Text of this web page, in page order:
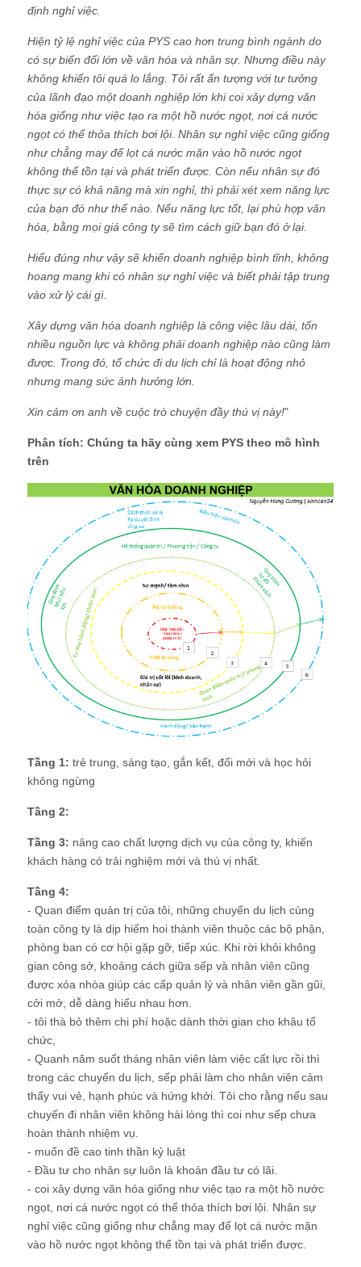
định nghỉ việc.
Hiện tỷ lệ nghỉ việc của PYS cao hơn trung bình ngành do
có sự biến đổi lớn về văn hóa và nhân sự. Nhưng điều này
không khiến tôi quá lo lắng. Tôi rất ấn tượng với tư tưởng
của lãnh đạo một doanh nghiệp lớn khi coi xây dựng văn
hóa giống như việc tạo ra một hồ nước ngọt, nơi cá nước
ngọt có thể thỏa thích bơi lội. Nhân sự nghỉ việc cũng giống
như chẳng may để lọt cá nước mặn vào hồ nước ngọt
không thể tồn tại và phát triển được. Còn nếu nhân sự đó
thực sự có khả năng mà xin nghỉ, thì phải xét xem năng lực
của bạn đó như thế nào. Nếu năng lực tốt, lại phù hợp văn
hóa, bằng mọi giá công ty sẽ tìm cách giữ bạn đó ở lại.
Hiểu đúng như vậy sẽ khiến doanh nghiệp bình tĩnh, không
hoang mang khi có nhân sự nghỉ việc và biết phải tập trung
vào xử lý cái gì.
Xây dựng văn hóa doanh nghiệp là công việc lâu dài, tốn
nhiều nguồn lực và không phải doanh nghiệp nào cũng làm
được. Trong đó, tổ chức đi du lịch chỉ là hoạt động nhỏ
nhưng mang sức ảnh hưởng lớn.
Xin cảm ơn anh về cuộc trò chuyện đầy thú vị này!"
Phân tích: Chúng ta hãy cùng xem PYS theo mô hình
trên
Tầng 1: trẻ trung, sáng tạo, gắn kết, đổi mới và học hỏi
không ngừng
Tầng 2:
Tầng 3: nâng cao chất lượng dịch vụ của công ty, khiến
khách hàng có trải nghiệm mới và thú vị nhất.
Tầng 4:
- Quan điểm quản trị của tôi, những chuyến du lịch cùng
toàn công ty là dịp hiếm hoi thành viên thuộc các bộ phận,
phòng ban có cơ hội gặp gỡ, tiếp xúc. Khi rời khỏi không
gian công sở, khoảng cách giữa sếp và nhân viên cũng
được xóa nhòa giúp các cấp quản lý và nhân viên gần gũi,
cởi mở, dễ dàng hiểu nhau hơn.
- tôi thà bỏ thêm chi phí hoặc dành thời gian cho khâu tổ
chức,
- Quanh năm suốt tháng nhân viên làm việc cất lực rồi thì
trong các chuyến du lịch, sếp phải làm cho nhân viên cảm
thấy vui vẻ, hạnh phúc và hứng khởi. Tôi cho rằng nếu sau
chuyến đi nhân viên không hài lòng thì coi như sếp chưa
hoàn thành nhiệm vụ.
- muốn đề cao tinh thần kỷ luật
- Đầu tư cho nhân sự luôn là khoản đầu tư có lãi.
- coi xây dựng văn hóa giống như việc tạo ra một hồ nước
ngọt, nơi cá nước ngọt có thể thỏa thích bơi lội. Nhân sự
nghỉ việc cũng giống như chẳng may để lọt cá nước mặn
vào hồ nước ngọt không thể tồn tại và phát triển được.